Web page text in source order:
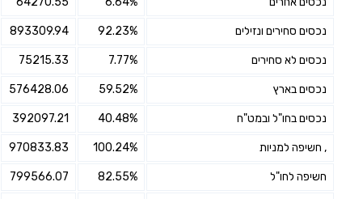
נכסים סחירים ונזילים 92.23%
893309.94
נכסים לא סחירים 7.77%
75215.33
נכסים בארץ 59.52%
576428.06
נכסים בחו"ל ובמט"ח 40.48%
392097.21
, חשיפה למניות 100.24%
970833.83
חשיפה לחו"ל 82.55%
799566.07